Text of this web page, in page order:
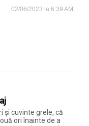
02/06/2023 la 6:39 AM
și cuvinte grele, că
ori înainte de a